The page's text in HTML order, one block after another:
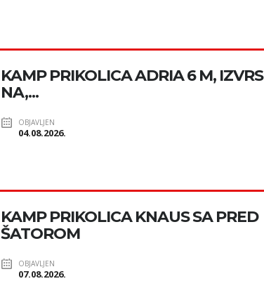
KAMP PRIKOLICA ADRIA 6 M, IZVRS
NA,...
OBJAVLJEN
04.08.2026.
KAMP PRIKOLICA KNAUS SA PRED
ŠATOROM
OBJAVLJEN
07.08.2026.